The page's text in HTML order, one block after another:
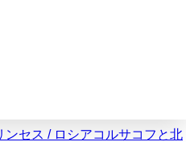
セス / ロシアコルサコフと北